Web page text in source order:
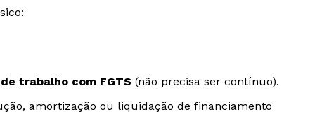
trabalho com FGTS (não precisa ser contínuo).
amortização ou liquidação de financiamento